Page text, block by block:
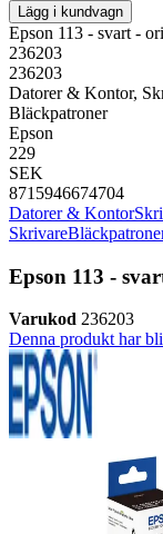
Lägg i kundvagn
Epson 113 - svart -
236203
236203
Datorer & Kontor,
Bläckpatroner
Epson
229
SEK
8715946674704
Datorer & Kontor
Skrivare
Epson 113 -
Varukod 236203
Denna produkt har